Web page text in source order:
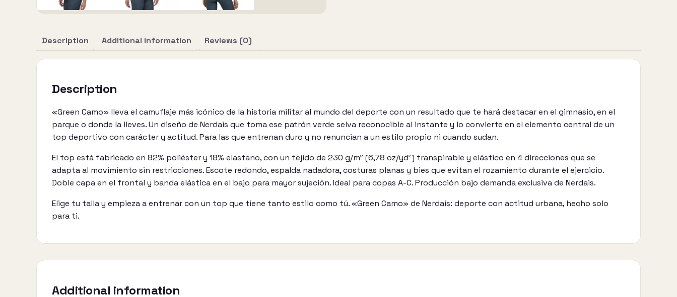
Description Additional information Reviews (0)
Description
«Green Camo» lleva el camuflaje más icónico de la historia militar al mundo del deporte con un resultado que te hará destacar en el gimnasio, en el
parque o donde la lleves. Un diseño de Nerdais que toma ese patrón verde selva reconocible al instante y lo convierte en el elemento central de un
top deportivo con carácter y actitud. Para las que entrenan duro y no renuncian a un estilo propio ni cuando sudan.
El top está fabricado en 82% poliéster y 18% elastano, con un tejido de 230 g/m² (6,78 oz/yd²) transpirable y elástico en 4 direcciones que se
adapta al movimiento sin restricciones. Escote redondo, espalda nadadora, costuras planas y bies que evitan el rozamiento durante el ejercicio.
Doble capa en el frontal y banda elástica en el bajo para mayor sujeción. Ideal para copas A-C. Producción bajo demanda exclusiva de Nerdais.
Elige tu talla y empieza a entrenar con un top que tiene tanto estilo como tú. «Green Camo» de Nerdais: deporte con actitud urbana, hecho solo
para ti.
Additional information